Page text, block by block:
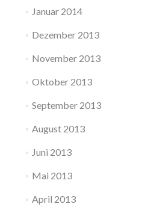
Januar 2014
Dezember 2013
November 2013
Oktober 2013
September 2013
August 2013
Juni 2013
Mai 2013
April 2013